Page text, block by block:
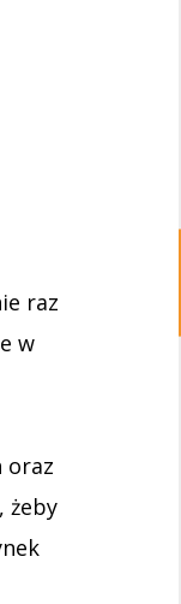
raz
w
oraz
żeby